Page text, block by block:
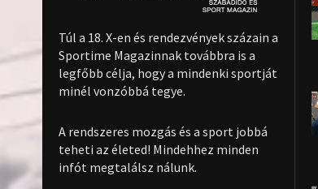
Túl a 18. X-en és rendezvények százain a
Sportime Magazinnak továbbra is a
legfőbb célja, hogy a mindenki sportját
minél vonzóbbá tegye.
A rendszeres mozgás és a sport jobbá
teheti az életed! Mindehhez minden
infót megtalálsz nálunk.